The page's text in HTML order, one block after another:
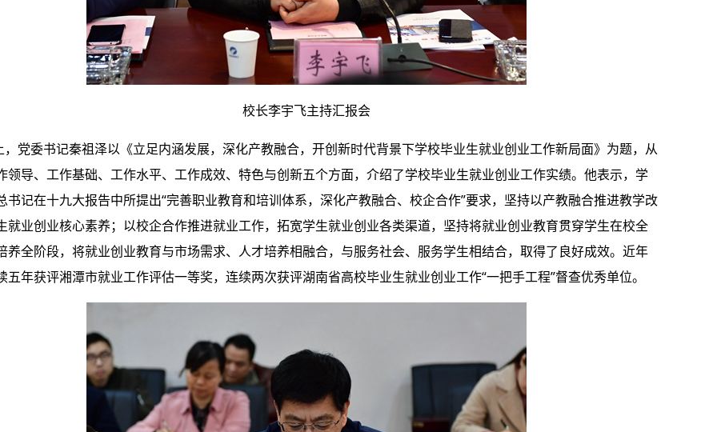
校长李宇飞主持汇报会
，党委书记秦祖泽以《立足内涵发展，深化产教融合，开创新时代背景下学校毕业生就业创业工作新局面》为题，从
领导、工作基础、工作水平、工作成效、特色与创新五个方面，介绍了学校毕业生就业创业工作实绩。他表示，学
书记在十九大报告中所提出“完善职业教育和培训体系，深化产教融合、校企合作”要求，坚持以产教融合推进教学改
就业创业核心素养；以校企合作推进就业工作，拓宽学生就业创业各类渠道，坚持将就业创业教育贯穿学生在校全
养全阶段，将就业创业教育与市场需求、人才培养相融合，与服务社会、服务学生相结合，取得了良好成效。近年
五年获评湘潭市就业工作评估一等奖，连续两次获评湖南省高校毕业生就业创业工作“一把手工程”督查优秀单位。